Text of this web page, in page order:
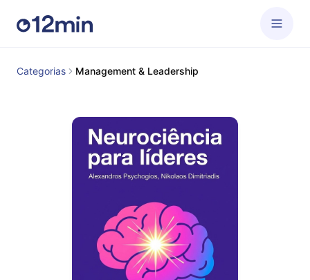
Categorias Management & Leadership